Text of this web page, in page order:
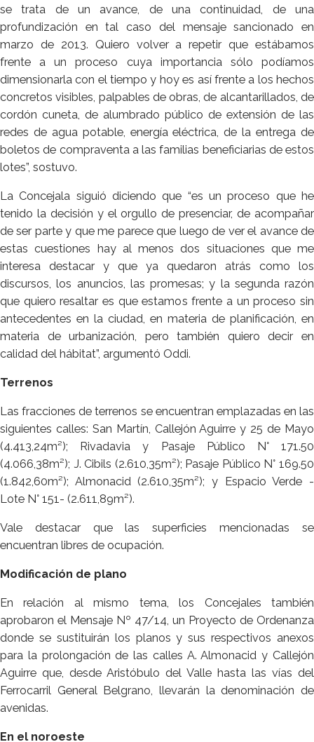
se trata de un avance, de una continuidad, de una
profundización en tal caso del mensaje sancionado en
marzo de 2013. Quiero volver a repetir que estábamos
frente a un proceso cuya importancia sólo podíamos
dimensionarla con el tiempo y hoy es así frente a los hechos
concretos visibles, palpables de obras, de alcantarillados, de
cordón cuneta, de alumbrado público de extensión de las
redes de agua potable, energía eléctrica, de la entrega de
boletos de compraventa a las familias beneficiarias de estos
lotes”, sostuvo.
La Concejala siguió diciendo que “es un proceso que he
tenido la decisión y el orgullo de presenciar, de acompañar
de ser parte y que me parece que luego de ver el avance de
estas cuestiones hay al menos dos situaciones que me
interesa destacar y que ya quedaron atrás como los
discursos, los anuncios, las promesas; y la segunda razón
que quiero resaltar es que estamos frente a un proceso sin
antecedentes en la ciudad, en materia de planificación, en
materia de urbanización, pero también quiero decir en
calidad del hábitat”, argumentó Oddi.
Terrenos
Las fracciones de terrenos se encuentran emplazadas en las
siguientes calles: San Martín, Callejón Aguirre y 25 de Mayo
(4.413,24m²); Rivadavia y Pasaje Público N° 171.50
(4.066,38m²); J. Cibils (2.610,35m²); Pasaje Público N° 169.50
(1.842,60m²); Almonacid (2.610,35m²); y Espacio Verde -
Lote N° 151- (2.611,89m²).
Vale destacar que las superficies mencionadas se
encuentran libres de ocupación.
Modificación de plano
En relación al mismo tema, los Concejales también
aprobaron el Mensaje Nº 47/14, un Proyecto de Ordenanza
donde se sustituirán los planos y sus respectivos anexos
para la prolongación de las calles A. Almonacid y Callejón
Aguirre que, desde Aristóbulo del Valle hasta las vías del
Ferrocarril General Belgrano, llevarán la denominación de
avenidas.
En el noroeste